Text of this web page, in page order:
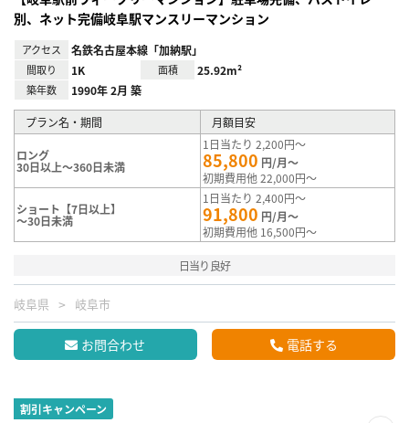
別、ネット完備岐阜駅マンスリーマンション
アクセス 名鉄名古屋本線「加納駅」
間取り 1K 面積 25.92m²
築年数 1990年 2月 築
プラン名・期間 月額目安
ロング
30日以上～360日未満
1日当たり 2,200円～
85,800 円/月～
初期費用他 22,000円～
ショート【7日以上】
～30日未満
1日当たり 2,400円～
91,800 円/月～
初期費用他 16,500円～
日当り良好
岐阜県 岐阜市
お問合わせ 電話する
割引キャンペーン